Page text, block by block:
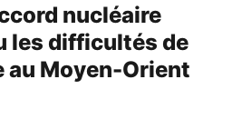
nucléaire
les difficultés de
au Moyen-Orient